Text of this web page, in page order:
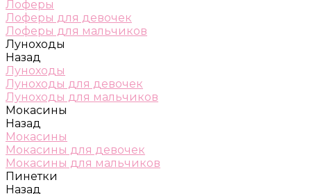
Лоферы
Лоферы для девочек
Лоферы для мальчиков
Луноходы
Назад
Луноходы
Луноходы для девочек
Луноходы для мальчиков
Мокасины
Назад
Мокасины
Мокасины для девочек
Мокасины для мальчиков
Пинетки
Назад